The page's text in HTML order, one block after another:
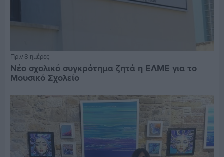
Πριν 8 ημέρες
Νέο σχολικό συγκρότημα ζητά η ΕΛΜΕ για το
Μουσικό Σχολείο